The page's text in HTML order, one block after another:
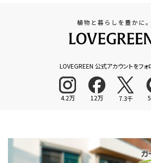
LOVEGREEN 公式アカウントをフォ
4.2万 12万 7.3千